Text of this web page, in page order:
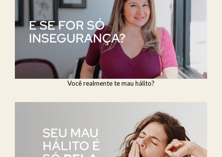
Você realmente te mau hálito?